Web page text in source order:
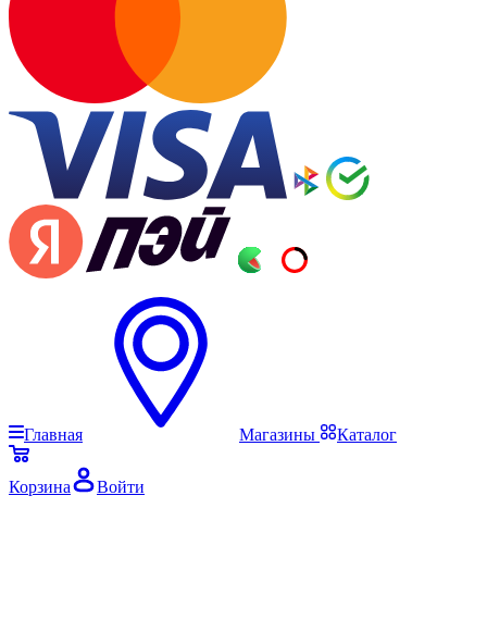
Главная Магазины Каталог
Корзина Войти